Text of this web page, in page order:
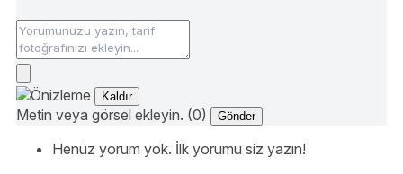
Kaldır
Metin veya görsel ekleyin. (0) Gönder
Henüz yorum yok. İlk yorumu siz yazın!